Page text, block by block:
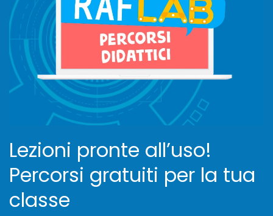
Lezioni pronte all’uso!
Percorsi gratuiti per la tua
classe